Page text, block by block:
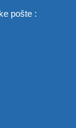
pošte :